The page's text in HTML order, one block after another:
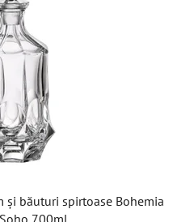
și băuturi spirtoase Bohemia
700ml